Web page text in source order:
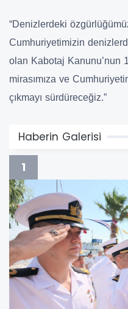
“Denizlerdeki
Cumhuriyetimizin
olan Kabotaj Kanunu’nun
mirasımıza ve
çıkmayı sürdüreceğiz.”
Haberin Galerisi
1